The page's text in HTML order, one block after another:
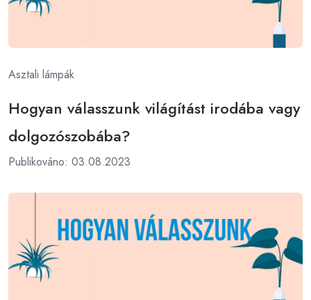
Asztali lámpák
Hogyan válasszunk világítást irodába vagy
dolgozószobába?
Publikováno: 03.08.2023